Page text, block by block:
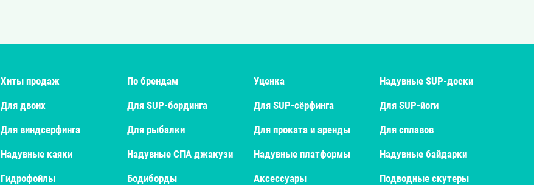
Хиты продаж По брендам Уценка
Надувные SUP-доски
Для двоих Для SUP-бординга Для SUP-сёрфинга
Для SUP-йоги
Для виндсерфинга Для рыбалки Для проката и аренды
Для сплавов
Надувные каяки Надувные СПА джакузи Надувные платформы
Надувные байдарки
Гидрофойлы Бодиборды Аксессуары
Подводные скутеры